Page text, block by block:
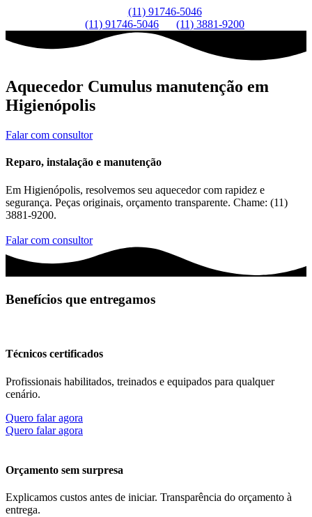
(11) 91746-5046
(11) 91746-5046
(11) 3881-9200
Aquecedor Cumulus manutenção em
Higienópolis
Falar com consultor
Reparo, instalação e manutenção
Em Higienópolis, resolvemos seu aquecedor com rapidez e
segurança. Peças originais, orçamento transparente. Chame: (11)
3881-9200.
Falar com consultor
Benefícios que entregamos
Técnicos certificados
Profissionais habilitados, treinados e equipados para qualquer
cenário.
Quero falar agora
Quero falar agora
Orçamento sem surpresa
Explicamos custos antes de iniciar. Transparência do orçamento à
entrega.